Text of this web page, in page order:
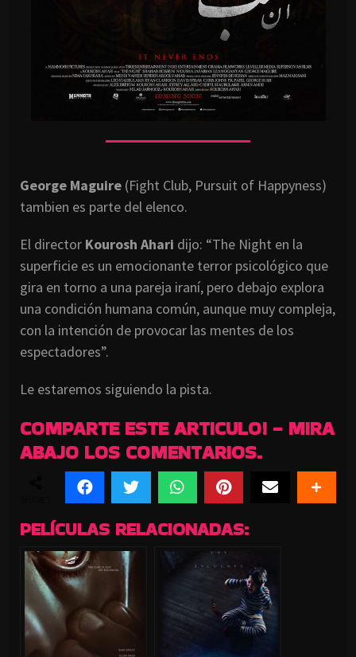
George Maguire (Fight Club, Pursuit of Happyness)
tambien es parte del elenco.
El director Kourosh Ahari dijo: “The Night en la
superficie es un emocionante terror psicológico que
gira en torno a una pareja iraní, pero debajo explora
una condición humana común, aunque muy compleja,
con la intención de provocar las mentes de los
espectadores”.
Le estaremos siguiendo la pista.
COMPARTE ESTE ARTICULO! - MIRA
ABAJO LOS COMENTARIOS.
PELÍCULAS RELACIONADAS: